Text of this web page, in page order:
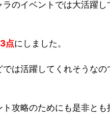
ラのイベントでは大活躍し
点にしました。
では活躍してくれそうなの
ト攻略のためにも是非とも